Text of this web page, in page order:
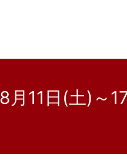
8月11日(土)～